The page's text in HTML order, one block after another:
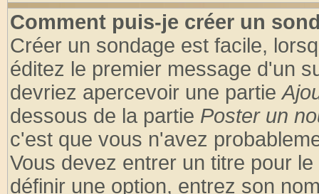
Comment puis-je créer un
Créer un sondage est facile,
éditez le premier message d'un
devriez apercevoir une partie
dessous de la partie Poster un
c'est que vous n'avez
Vous devez entrer un titre pour
définir une option, entrez son